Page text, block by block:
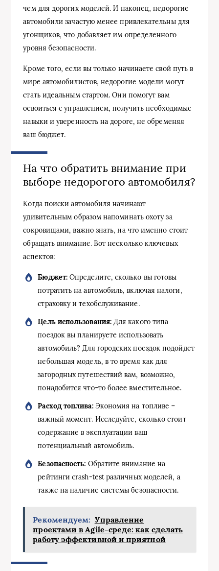
чем для дорогих моделей. И наконец, недорогие
автомобили зачастую менее привлекательны для
угонщиков, что добавляет им определенного
уровня безопасности.
Кроме того, если вы только начинаете свой путь в
мире автомобилистов, недорогие модели могут
стать идеальным стартом. Они помогут вам
освоиться с управлением, получить необходимые
навыки и уверенность на дороге, не обременяя
ваш бюджет.
На что обратить внимание при
выборе недорогого автомобиля?
Когда поиски автомобиля начинают
удивительным образом напоминать охоту за
сокровищами, важно знать, на что именно стоит
обращать внимание. Вот несколько ключевых
аспектов:
Бюджет:Определите, сколько вы готовы
потратить на автомобиль, включая налоги,
страховку и техобслуживание.
Цель использования:Для какого типа
поездок вы планируете использовать
автомобиль? Для городских поездок подойдет
небольшая модель, в то время как для
загородных путешествий вам, возможно,
понадобится что-то более вместительное.
Расход топлива:Экономия на топливе –
важный момент. Исследуйте, сколько стоит
содержание в эксплуатации ваш
потенциальный автомобиль.
Безопасность: Обратите внимание на
рейтинги crash-test различных моделей, а
также на наличие системы безопасности.
Рекомендуем: Управление
проектами в Agile-среде: как сделать
работу эффективной и приятной